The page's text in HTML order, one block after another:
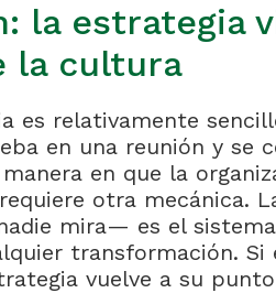
la estrategia
la cultura
es relativamente
en una reunión y se
en que la
otra mecánica.
mira— es el
transformación. Si
vuelve a su